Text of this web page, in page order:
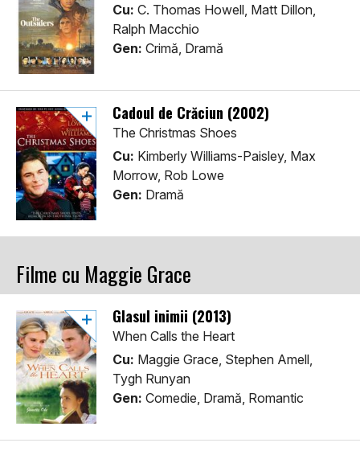
Cu: C. Thomas Howell, Matt Dillon,
Ralph Macchio
Gen: Crimă, Dramă
Cadoul de Crăciun (2002)
The Christmas Shoes
Cu: Kimberly Williams-Paisley, Max
Morrow, Rob Lowe
Gen: Dramă
Filme cu Maggie Grace
Glasul inimii (2013)
When Calls the Heart
Cu: Maggie Grace, Stephen Amell,
Tygh Runyan
Gen: Comedie, Dramă, Romantic